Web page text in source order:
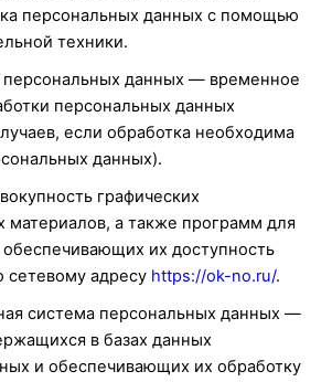
персональных данных с помощью
техники.
персональных данных — временное
персональных данных
если обработка необходима
данных).
графических
а также программ для
их доступность
сетевому адресу https://ok-no.ru/.
система персональных данных —
в базах данных
и обеспечивающих их обработку